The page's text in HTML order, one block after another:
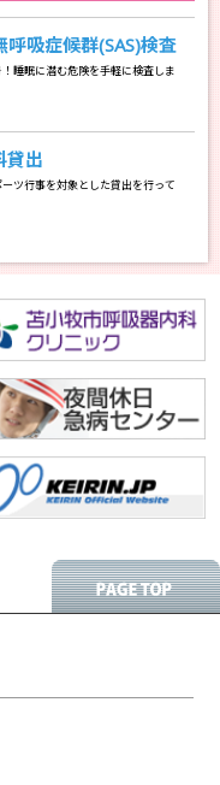
る際に、「安全にダウン
ウンロードできないとのお
ードすることはできませ
ていきます。
」をクリックします。
ジにマウスカーソルを合わ
おいて発信した、説明動画
呼吸症候群(SAS)検査
睡眠に潜む危険を手軽に検査しま
貸出
ツ行事を対象とした貸出を行って